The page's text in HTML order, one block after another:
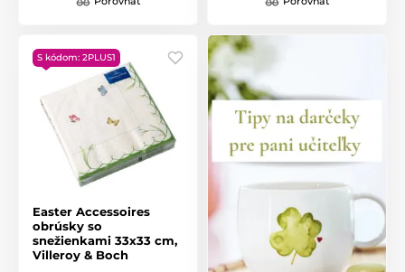
S kódom: 2PLUS1
Easter Accessoires
obrúsky so
snežienkami 33x33 cm,
Villeroy & Boch